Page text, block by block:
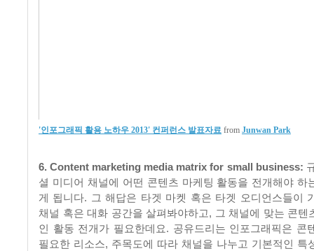
'인포그래픽 활용 노하우 2013' 컨퍼런스 발표자료 from Junwan Park
6. Content marketing media matrix for small business:
셜 미디어 채널에 어떤 콘텐츠 마케팅 활동을 전개해야 하
게 됩니다. 그 해답은 타겟 마켓 혹은 타겟 오디언스들이
채널 혹은 대화 공간을 살펴봐야하고, 그 채널에 맞는 콘텐
인 활동 전개가 필요한데요. 공유드리는 인포그래픽은 콘
필요한 리소스, 주목도에 따라 채널을 나누고 기본적인 특